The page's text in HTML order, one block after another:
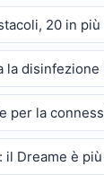
20 in
la disinfezione
per la
Dreame è